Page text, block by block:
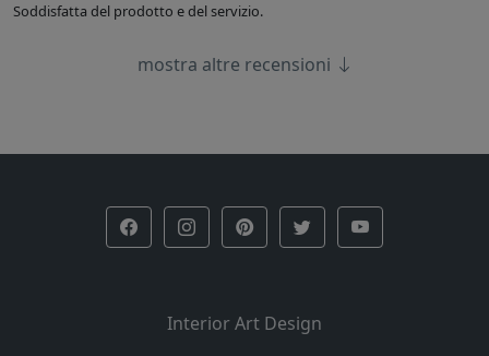
Soddisfatta del prodotto e del servizio.
mostra altre recensioni
Interior Art Design